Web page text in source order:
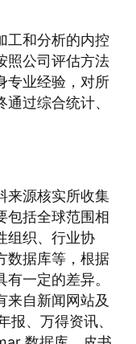
工和分析的内控
照公司评估方法
专业经验，对所
过综合统计、
来源核实所收集
包括全球范围相
组织、行业协
数据库等，根据
一定的差异。
来自新闻网站及
报、万得资讯、